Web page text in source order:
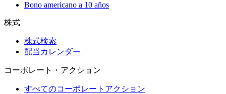
Bono americano a 10 años
株式
株式検索
配当カレンダー
コーポレート・アクション
すべてのコーポレートアクション